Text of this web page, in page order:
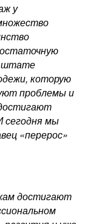
у
штате
которую
проблемы и
сегодня мы
«перерос»
достигают